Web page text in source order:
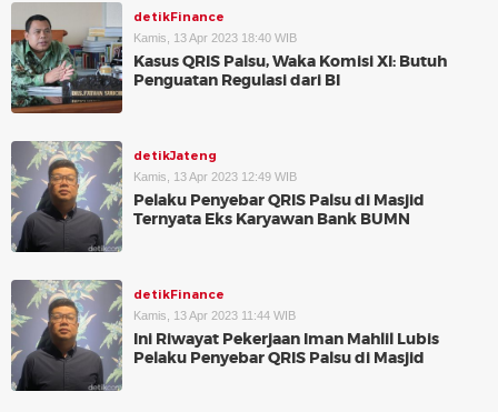
detikFinance
Kamis, 13 Apr 2023 18:40 WIB
Kasus QRIS Palsu, Waka Komisi XI: Butuh
Penguatan Regulasi dari BI
detikJateng
Kamis, 13 Apr 2023 12:49 WIB
Pelaku Penyebar QRIS Palsu di Masjid
Ternyata Eks Karyawan Bank BUMN
detikFinance
Kamis, 13 Apr 2023 11:44 WIB
Ini Riwayat Pekerjaan Iman Mahlil Lubis
Pelaku Penyebar QRIS Palsu di Masjid